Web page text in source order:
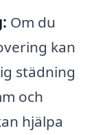
Om du
kan
städning
och
hjälpa